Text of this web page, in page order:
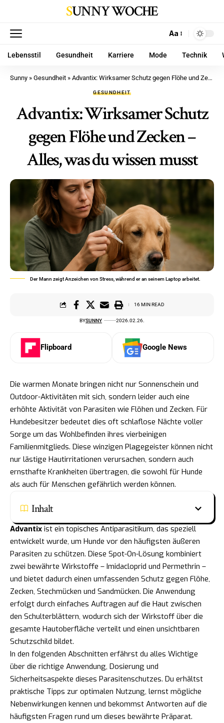
SUNNY WOCHE
Aa
Lebensstil Gesundheit Karriere Mode Technik
Sunny » Gesundheit » Advantix: Wirksamer Schutz gegen Flöhe und Zecken – Alles, was du wissen musst
GESUNDHEIT
Advantix: Wirksamer Schutz
gegen Flöhe und Zecken –
Alles, was du wissen musst
Der Mann zeigt Anzeichen von Stress, während er an seinem Laptop arbeitet.
BYSUNNY 2026.02.26.
16 MIN READ
Flipboard Google News
Die warmen Monate bringen nicht nur Sonnenschein und
Outdoor-Aktivitäten mit sich, sondern leider auch eine
erhöhte Aktivität von Parasiten wie Flöhen und Zecken. Für
Hundebesitzer bedeutet dies oft schlaflose Nächte voller
Sorge um das Wohlbefinden ihres vierbeinigen
Familienmitglieds. Diese winzigen Plagegeister können nicht
nur lästige Hautirritationen verursachen, sondern auch
ernsthafte Krankheiten übertragen, die sowohl für Hunde
als auch für Menschen gefährlich werden können.
Inhalt
Advantix ist ein topisches Antiparasitikum, das speziell
entwickelt wurde, um Hunde vor den häufigsten äußeren
Parasiten zu schützen. Diese Spot-On-Lösung kombiniert
zwei bewährte Wirkstoffe – Imidacloprid und Permethrin –
und bietet dadurch einen umfassenden Schutz gegen Flöhe,
Zecken, Stechmücken und Sandmücken. Die Anwendung
erfolgt durch einfaches Auftragen auf die Haut zwischen
den Schulterblättern, wodurch sich der Wirkstoff über die
gesamte Hautoberfläche verteilt und einen unsichtbaren
Schutzschild bildet.
In den folgenden Abschnitten erfährst du alles Wichtige
über die richtige Anwendung, Dosierung und
Sicherheitsaspekte dieses Parasitenschutzes. Du erhältst
praktische Tipps zur optimalen Nutzung, lernst mögliche
Nebenwirkungen kennen und bekommst Antworten auf die
häufigsten Fragen rund um dieses bewährte Präparat.